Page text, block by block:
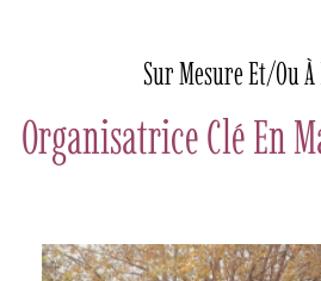
Sur Mesure Et/ou À
Organisatrice Clé En